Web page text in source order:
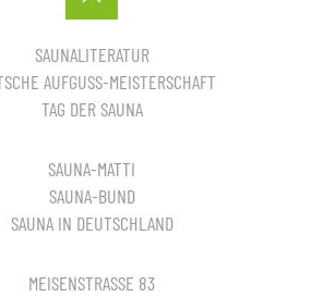
SAUNALITERATUR
AUFGUSS-MEISTERSCHAFT
TAG DER SAUNA
SAUNA-MATTI
SAUNA-BUND
SAUNA IN DEUTSCHLAND
MEISENSTRASSE 83